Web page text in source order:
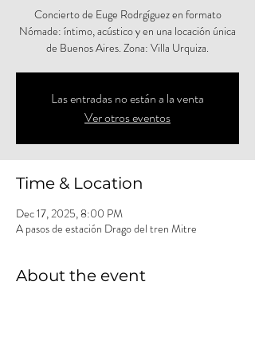
Concierto de Euge Rodrgíguez en formato
Nómade: íntimo, acústico y en una locación única
de Buenos Aires. Zona: Villa Urquiza.
Las entradas no están a la venta
Ver otros eventos
Time & Location
Dec 17, 2025, 8:00 PM
A pasos de estación Drago del tren Mitre
About the event